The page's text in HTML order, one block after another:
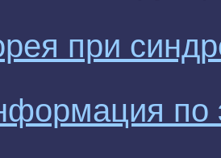
при
по